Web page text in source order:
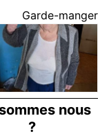
Garde-manger
nous
?